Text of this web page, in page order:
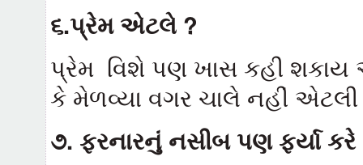
૬.પ્રેમ એટલે ?
પ્રેમ વિશે પણ ખાસ કહી શકાય
કે મેળવ્યા વગર ચાલે નહીં એટલી
૭. ફરનારનું નસીબ પણ ફર્યા